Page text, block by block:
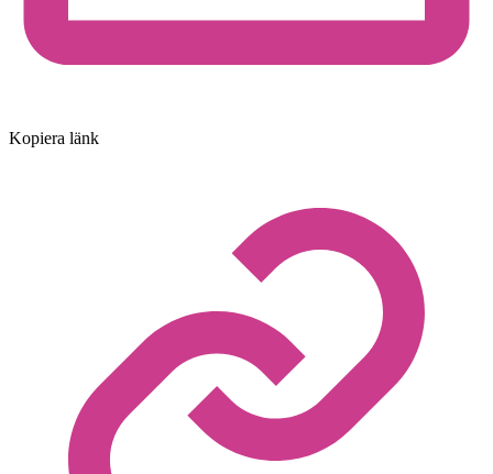
Kopiera länk